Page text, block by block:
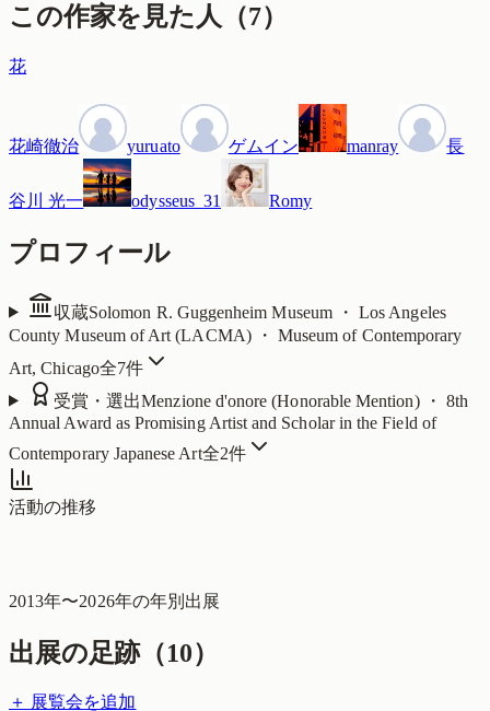
この作家を見た人 （7）
花
花崎徹治 yuruato ゲムイン manray 長
谷川 光一 odysseus_31 Romy
プロフィール
収蔵Solomon R. Guggenheim Museum ・ Los Angeles
County Museum of Art (LACMA) ・ Museum of Contemporary
Art, Chicago全7件
受賞・選出Menzione d'onore (Honorable Mention) ・ 8th
Annual Award as Promising Artist and Scholar in the Field of
Contemporary Japanese Art全2件
活動の推移
2013年〜2026年の年別出展
出展の足跡（10）
＋ 展覧会を追加